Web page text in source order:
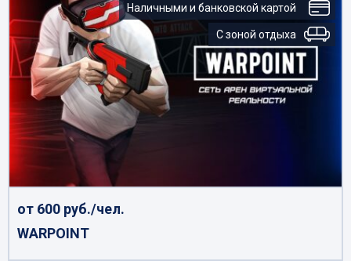
Наличными и банковской картой
С зоной отдыха
от 600 руб./чел.
WARPOINT